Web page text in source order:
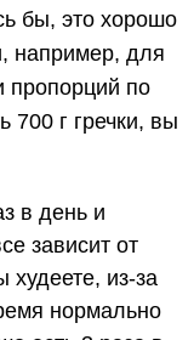
бы, это хорошо
например, для
пропорций по
700 г гречки, вы
в день и
зависит от
из-за
нормально